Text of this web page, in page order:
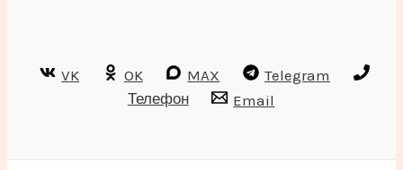
VK OK MAX
Telegram
Телефон
Email